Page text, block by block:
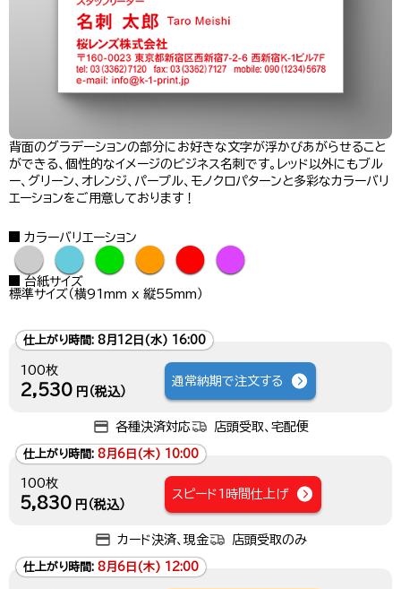
背面のグラデーションの部分にお好きな文字が浮かびあがらせること
ができる、個性的なイメージのビジネス名刺です。レッド以外にもブル
ー、グリーン、オレンジ、パープル、モノクロパターンと多彩なカラーバリ
エーションをご用意しております！
カラーバリエーション
● ● ● ● ● ●
台紙サイズ
標準サイズ（横91mm x 縦55mm）
仕上がり時間: 8月12日(水) 16:00
100枚
2,530 円（税込）
通常納期で注文する
各種決済対応 店頭受取、宅配便
仕上がり時間: 8月6日(木) 10:00
100枚
5,830 円（税込）
スピード1時間仕上げ
カード決済、現金 店頭受取のみ
仕上がり時間: 8月6日(木) 12:00